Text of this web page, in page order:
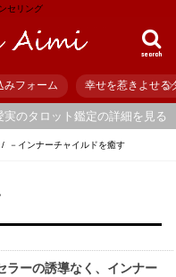
セリング
search
みフォーム 幸せを惹きよせる
のタロット鑑定の詳細を見る
－インナーチャイルドを癒す
ラーの誘導なく、インナー